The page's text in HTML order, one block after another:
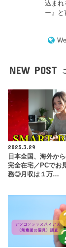
込まれ
ー 』と
NEW POST
2025.3.29
日本全国、海外か
完全在宅／PCでお
務◎月収は１万…